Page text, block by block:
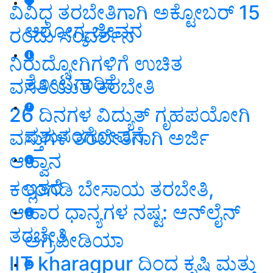
ಆರೋಗ್ಯ ಜೀವನ
ತೋಟಗಾರಿಕೆ
ಪಶುಸಂಗೋಪನೆ
ಇತರೆ
ಅಗ್ರಿಪೀಡಿಯಾ
ವಿವಿಧ ತರಬೇತಿಗಾಗಿ ಅಕ್ಟೋಬರ್ 15
ರಂದು ಸಂದರ್ಶನ
ನಿರುದ್ಯೋಗಿಗಳಿಗೆ ಉಚಿತ
ವಸತಿಯುತ ತರಬೇತಿ
26 ದಿನಗಳ ವಿದ್ಯುತ್ ಗೃಹಪಯೋಗಿ
ವಸ್ತುಗಳ ತರಬೇತಿಗಾಗಿ ಅರ್ಜಿ
ಆಹ್ವಾನ
ಕಲ್ಲಂಗಡಿ ಬೇಸಾಯ ತರಬೇತಿ,
ಆಹಾರ ಧಾನ್ಯಗಳ ನಷ್ಟ: ಆನ್‌ಲೈನ್‌
ತರಬೇತಿ
IIT kharagpur ದಿಂದ ಕೃಷಿ ಮತ್ತು